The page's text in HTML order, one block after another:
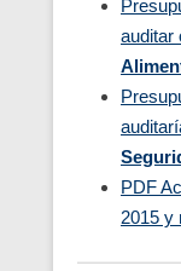
auditar
PDF
2015 y